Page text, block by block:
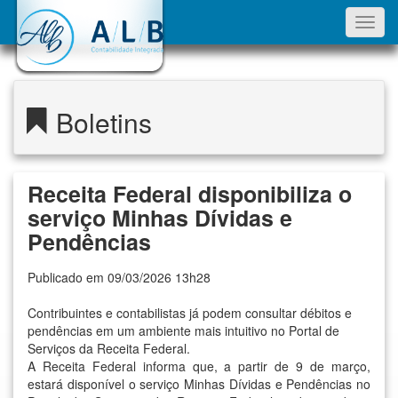
Boletins
Receita Federal disponibiliza o
serviço Minhas Dívidas e
Pendências
Publicado em 09/03/2026 13h28
Contribuintes e contabilistas já podem consultar débitos e
pendências em um ambiente mais intuitivo no Portal de
Serviços da Receita Federal.
A Receita Federal informa que, a partir de 9 de março,
estará disponível o serviço Minhas Dívidas e Pendências no